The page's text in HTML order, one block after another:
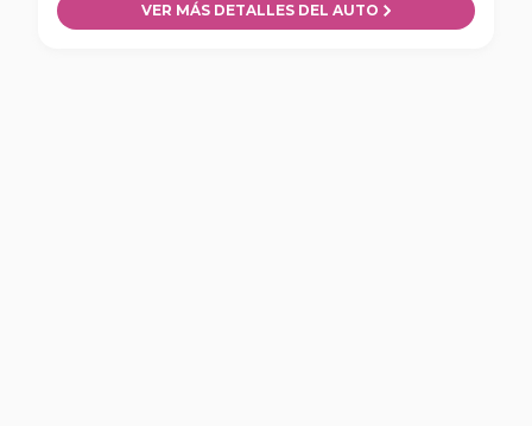
VER MÁS DETALLES DEL AUTO